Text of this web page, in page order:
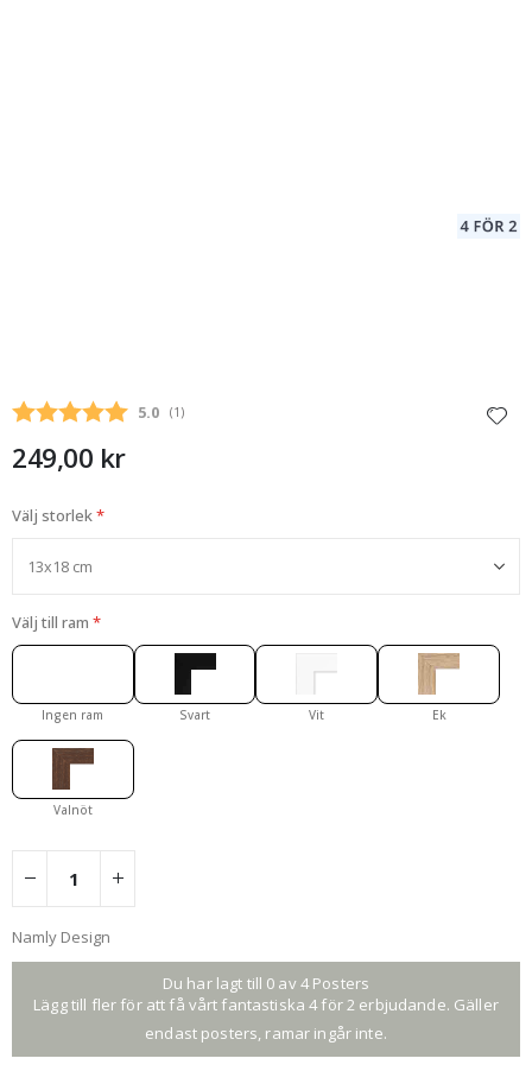
Snittbetyg:
5.0 (röster:
1 )
249,00 kr
Välj storlek
Välj till ram
Ingen ram Svart Vit Ek
Valnöt
Namly Design
Du har lagt till 0 av 4 Posters
Lägg till fler för att få vårt fantastiska 4 för 2 erbjudande. Gäller
endast posters, ramar ingår inte.